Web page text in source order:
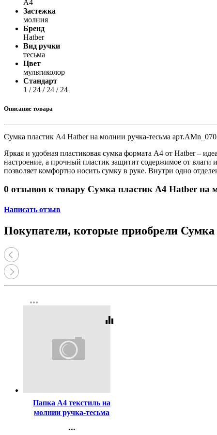
A4
Застежка
молния
Бренд
Hatber
Вид ручки
тесьма
Цвет
мультиколор
Стандарт
1 / 24 / 24 / 24
Описание товара
Сумка пластик А4 Hatber на молнии ручка-тесьма
Яркая и удобная пластиковая сумка формата А4 от Hatber –
настроение, а прочный пластик защитит содержимое от
позволяет комфортно носить сумку в руке. Внутри одно
0 отзывов к товару Сумка пластик А4 Hatber на
Написать отзыв
Покупатели, которые приобрели
more_horiz
equalizer
Папка А4 текстиль на
молнии ручка-тесьма
Белый котик арт.ПМД 4-20
...